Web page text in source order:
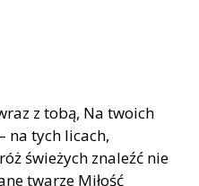
z tobą, Na twoich
na tych licach,
świeżych znaleźć nie
twarze Miłość